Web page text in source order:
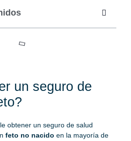
un seguro de
obtener un seguro de salud
feto no nacido en la mayoría de